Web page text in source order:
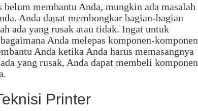
membantu Anda, mungkin ada masalah
Anda dapat membongkar bagian-bagian
ada yang rusak atau tidak. Ingat untuk
Anda melepas komponen-komponen
Anda ketika Anda harus memasangnya
yang rusak, Anda dapat membeli komponen
Printer